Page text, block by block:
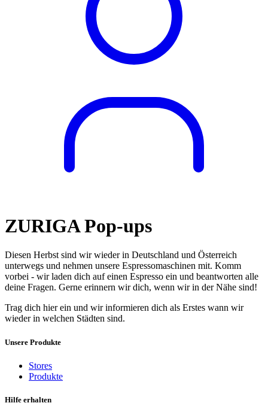
ZURIGA Pop-ups
Diesen Herbst sind wir wieder in Deutschland und Österreich
unterwegs und nehmen unsere Espressomaschinen mit. Komm
vorbei - wir laden dich auf einen Espresso ein und beantworten alle
deine Fragen. Gerne erinnern wir dich, wenn wir in der Nähe sind!
Trag dich hier ein und wir informieren dich als Erstes wann wir
wieder in welchen Städten sind.
Unsere Produkte
Stores
Produkte
Hilfe erhalten